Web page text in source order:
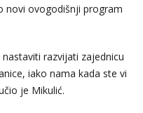
novi ovogodišnji program
razvijati zajednicu
iako nama kada ste vi
je Mikulić.